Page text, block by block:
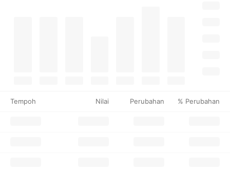
Tempoh Nilai Perubahan % Perubahan